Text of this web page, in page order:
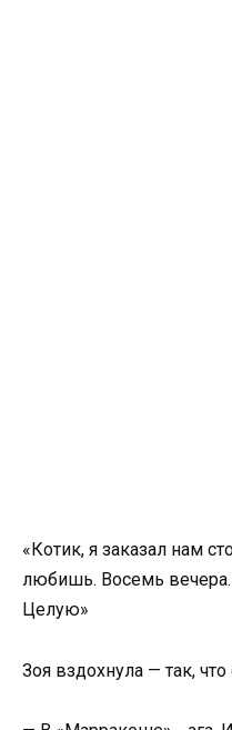
«Котик, я заказал нам
любишь. Восемь вечера.
Целую»
Зоя вздохнула — так, что